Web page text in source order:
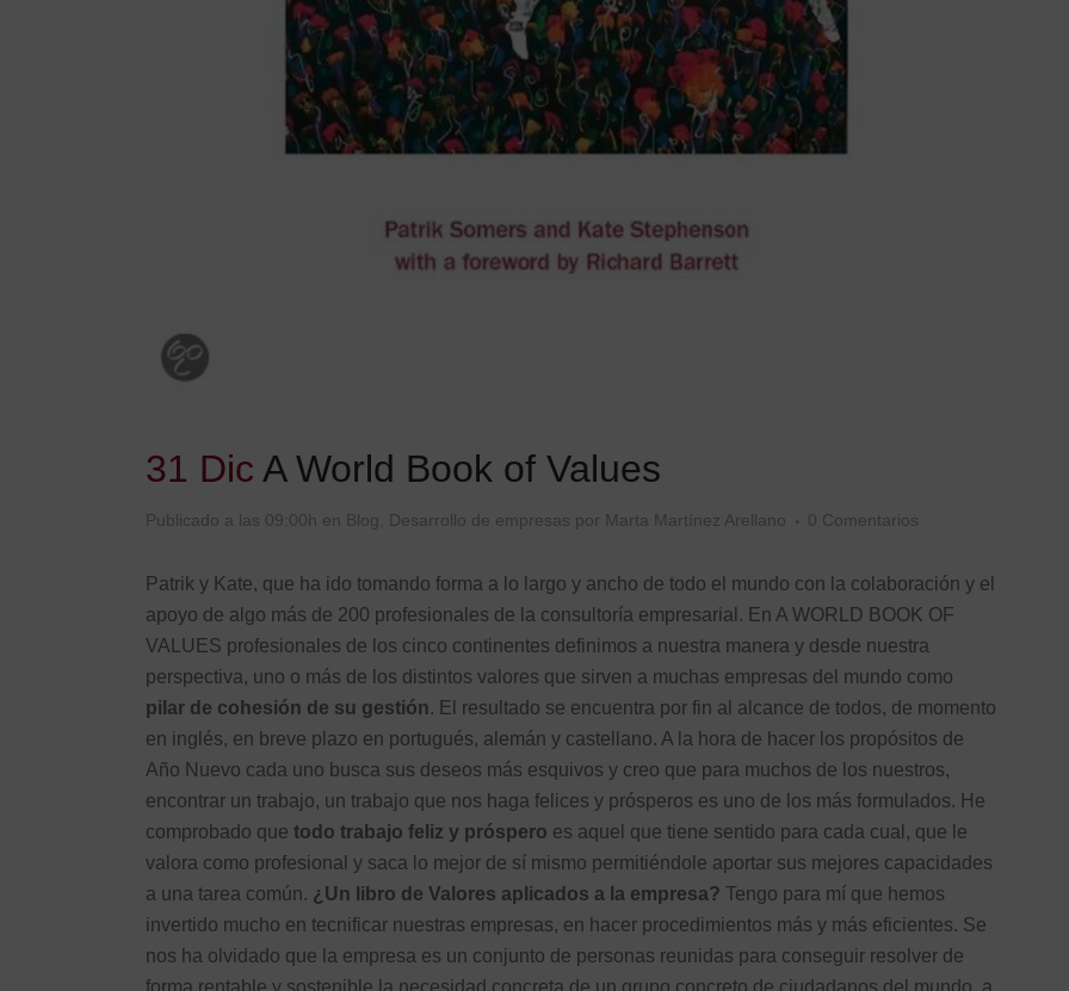
31 Dic A World Book of Values
Publicado a las 09:00h en Blog Desarrollo de empresas por Marta Martínez Arellano 0 Comentarios
Patrik y Kate, que ha ido tomando forma a lo largo y ancho de todo el mundo con la colaboración y el
apoyo de algo más de 200 profesionales de la consultoría empresarial. En A WORLD BOOK OF
VALUES profesionales de los cinco continentes definimos a nuestra manera y desde nuestra
perspectiva, uno o más de los distintos valores que sirven a muchas empresas del mundo como
pilar de cohesión de su gestión. El resultado se encuentra por fin al alcance de todos, de momento
en inglés, en breve plazo en portugués, alemán y castellano. A la hora de hacer los propósitos de
Año Nuevo cada uno busca sus deseos más esquivos y creo que para muchos de los nuestros,
encontrar un trabajo, un trabajo que nos haga felices y prósperos es uno de los más formulados. He
comprobado que todo trabajo feliz y próspero es aquel que tiene sentido para cada cual, que le
valora como profesional y saca lo mejor de sí mismo permitiéndole aportar sus mejores capacidades
a una tarea común. ¿Un libro de Valores aplicados a la empresa? Tengo para mí que hemos
invertido mucho en tecnificar nuestras empresas, en hacer procedimientos más y más eficientes. Se
nos ha olvidado que la empresa es un conjunto de personas reunidas para conseguir resolver de